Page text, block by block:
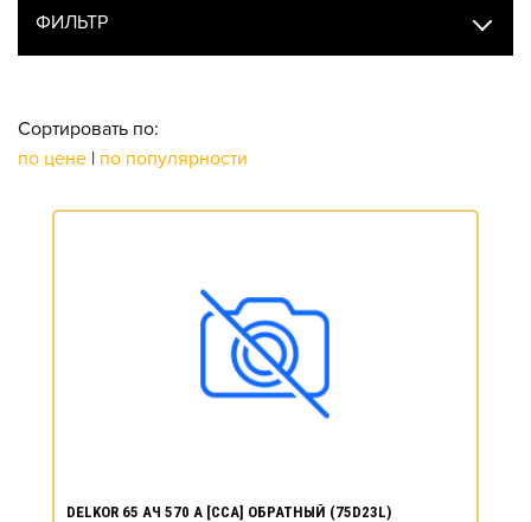
ФИЛЬТР
Сортировать по:
по цене | по популярности
DELKOR 65 АЧ 570 А [CCA] ОБРАТНЫЙ (75D23L)